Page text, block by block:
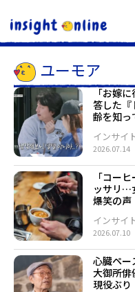
ユーモア
「お嫁
答した『
齢を知っ
2026.07.14
インサイ
「コー
ッサリ…
爆笑の声
2026.07.10
インサイ
心臓ペー
大御所
現役ぶり